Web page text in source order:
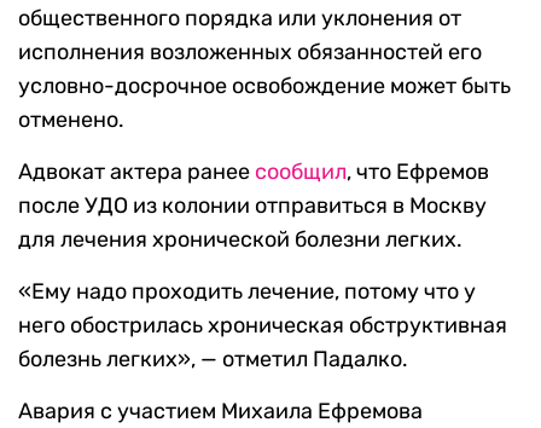
общественного порядка или уклонения от
исполнения возложенных обязанностей его
условно-досрочное освобождение может быть
отменено.
Адвокат актера ранее сообщил, что Ефремов
после УДО из колонии отправиться в Москву
для лечения хронической болезни легких.
«Ему надо проходить лечение, потому что у
него обострилась хроническая обструктивная
болезнь легких», — отметил Падалко.
Авария с участием Михаила Ефремова